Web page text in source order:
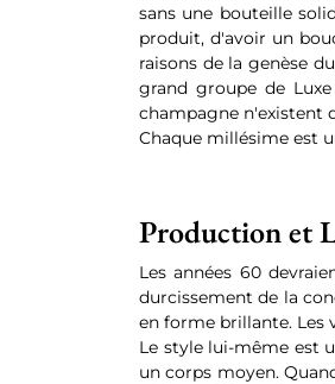
sans une bouteille
produit, d'avoir un
raisons de la genèse
grand groupe de
champagne n'existent
Chaque millésime est
Production et
Les années 60
durcissement de la
en forme brillante. Les
Le style lui-même est
un corps moyen.